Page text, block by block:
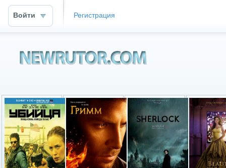
Войти Регистрация